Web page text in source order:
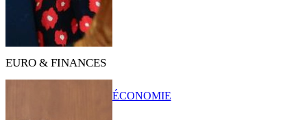
EURO & FINANCES
ÉCONOMIE